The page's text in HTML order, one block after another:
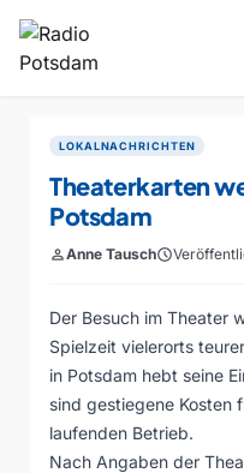
LOKALNACHRICHTEN
Theaterkarten
Potsdam
personAnne Tauschschedule
Der Besuch im Theater
Spielzeit vielerorts
in Potsdam hebt seine
sind gestiegene Kosten
laufenden Betrieb.
Nach Angaben der